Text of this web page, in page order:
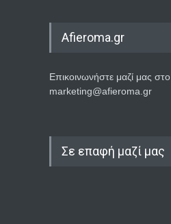
Afieroma.gr
Επικοινωνήστε μαζί μας στο
marketing@afieroma.gr
Σε επαφή μαζί μας